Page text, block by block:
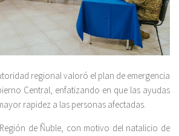
regional valoró el plan de emergencia
Central, enfatizando en que las ayudas
rapidez a las personas afectadas.
de Ñuble, con motivo del natalicio de